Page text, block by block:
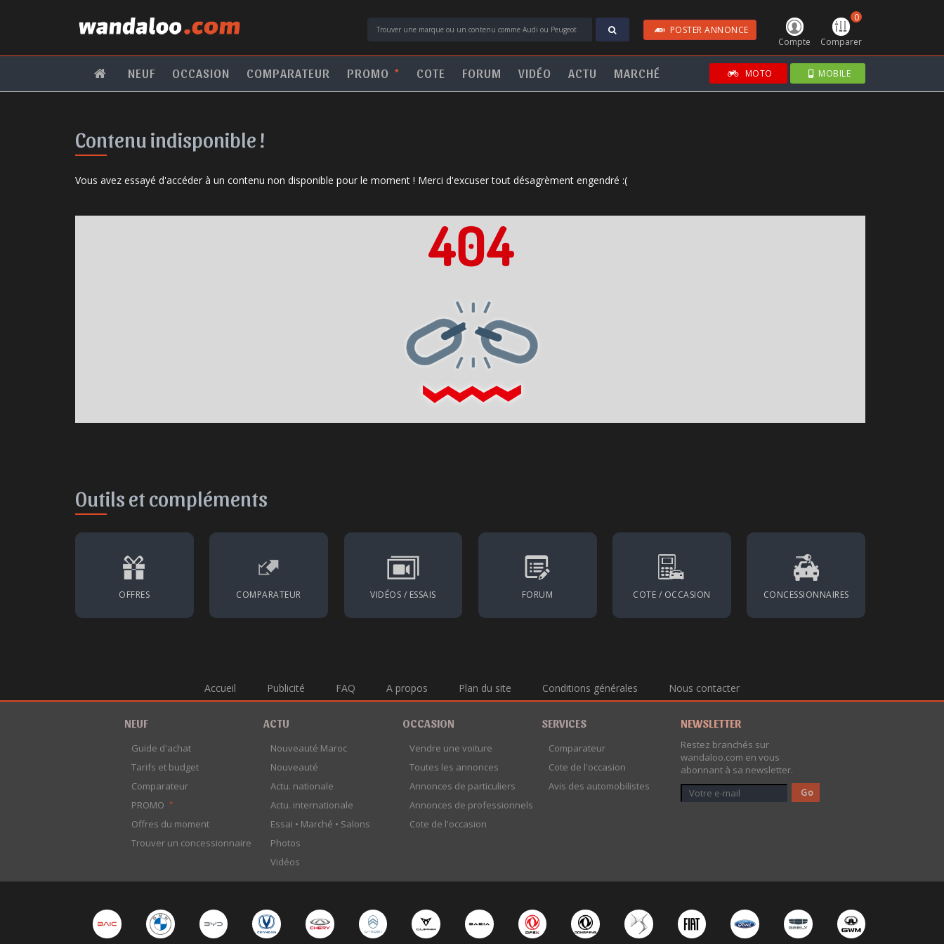
Compte
0
Comparer
POSTER ANNONCE
NEUF OCCASION COMPARATEUR PROMO * COTE FORUM VIDÉO ACTU MARCHÉ MOTO MOBILE
Contenu indisponible !
Vous avez essayé d'accéder à un contenu non disponible pour le moment ! Merci d'excuser tout désagrèment engendré :(
Outils et compléments
OFFRES COMPARATEUR VIDÉOS / ESSAIS FORUM COTE / OCCASION CONCESSIONNAIRES
Accueil Publicité FAQ A propos Plan du site Conditions générales Nous contacter
NEUF
Guide d'achat
Tarifs et budget
Comparateur
PROMO
*
Offres du moment
Trouver un concessionnaire
ACTU
Nouveauté Maroc
Nouveauté
Actu. nationale
Actu. internationale
Essai • Marché • Salons
Photos
Vidéos
OCCASION
Vendre une voiture
Toutes les annonces
Annonces de particuliers
Annonces de professionnels
Cote de l'occasion
SERVICES
Comparateur
Cote de l'occasion
Avis des automobilistes
NEWSLETTER
Restez branchés sur
wandaloo.com en vous
abonnant à sa newsletter.